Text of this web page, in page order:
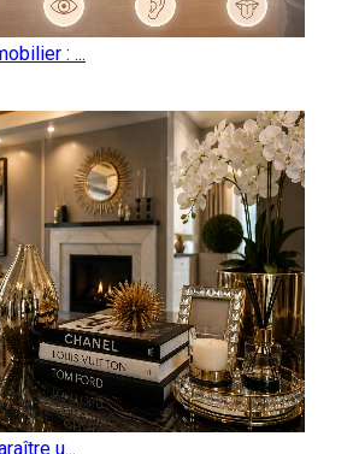
: ...
u...